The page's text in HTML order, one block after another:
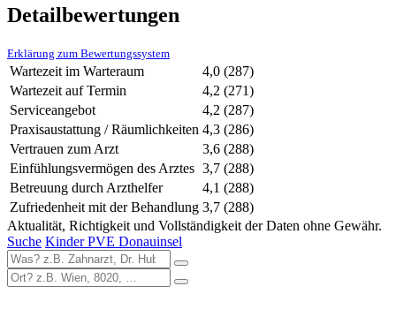
Detailbewertungen
Erklärung zum Bewertungssystem
Wartezeit im Warteraum 4,0 (287)
Wartezeit auf Termin
4,2 (271)
Serviceangebot
4,2 (287)
Praxisaustattung / Räumlichkeiten 4,3 (286)
Vertrauen zum Arzt
3,6 (288)
Einfühlungsvermögen des Arztes 3,7 (288)
Betreuung durch Arzthelfer
4,1 (288)
Zufriedenheit mit der Behandlung 3,7 (288)
Aktualität, Richtigkeit und Vollständigkeit der Daten ohne Gewähr.
Suche Kinder PVE Donauinsel